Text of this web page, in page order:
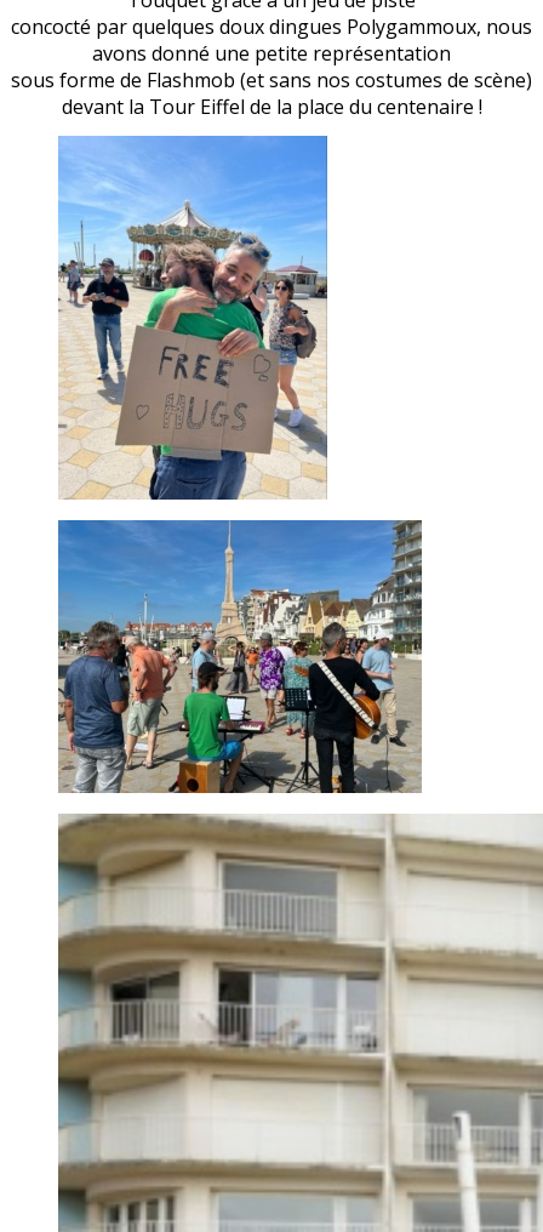
concocté par quelques doux dingues Polygammoux, nous
avons donné une petite représentation
sous forme de Flashmob (et sans nos costumes de scène)
devant la Tour Eiffel de la place du centenaire !